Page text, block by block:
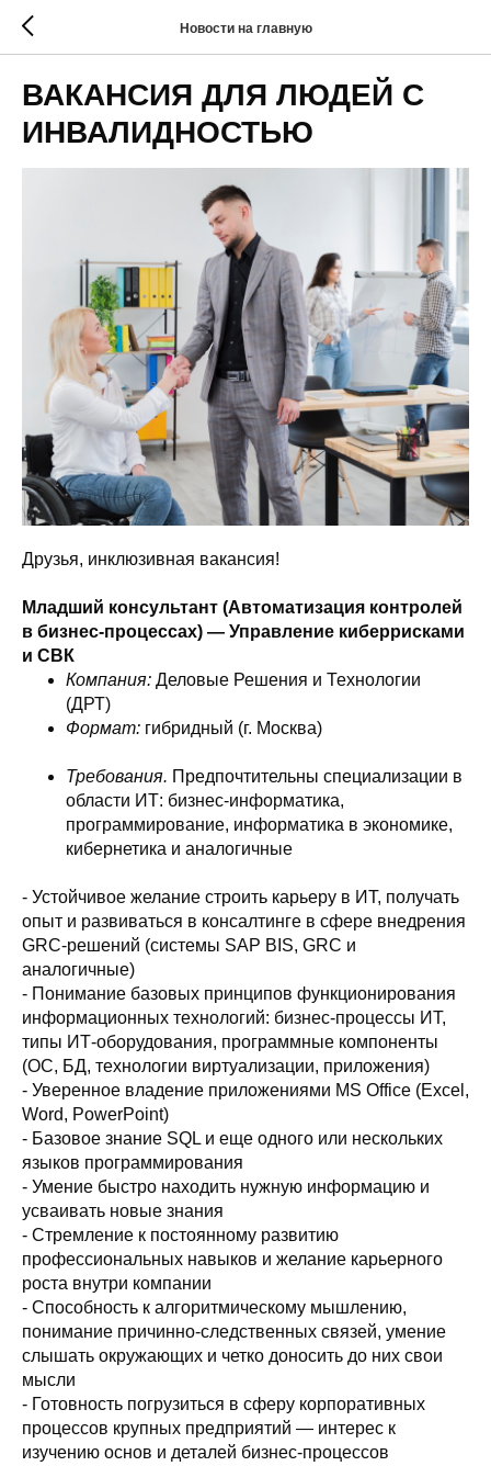
Новости на главную
ВАКАНСИЯ ДЛЯ ЛЮДЕЙ С
ИНВАЛИДНОСТЬЮ
Друзья, инклюзивная вакансия!
Младший консультант (Автоматизация контролей
в бизнес-процессах) — Управление киберрисками
и СВК
Компания: Деловые Решения и Технологии
(ДРТ)
Формат: гибридный (г. Москва)
Требования. Предпочтительны специализации в
области ИТ: бизнес-информатика,
программирование, информатика в экономике,
кибернетика и аналогичные
- Устойчивое желание строить карьеру в ИТ, получать
опыт и развиваться в консалтинге в сфере внедрения
GRC-решений (системы SAP BIS, GRC и
аналогичные)
- Понимание базовых принципов функционирования
информационных технологий: бизнес-процессы ИТ,
типы ИТ-оборудования, программные компоненты
(ОС, БД, технологии виртуализации, приложения)
- Уверенное владение приложениями MS Office (Excel,
Word, PowerPoint)
- Базовое знание SQL и еще одного или нескольких
языков программирования
- Умение быстро находить нужную информацию и
усваивать новые знания
- Стремление к постоянному развитию
профессиональных навыков и желание карьерного
роста внутри компании
- Способность к алгоритмическому мышлению,
понимание причинно-следственных связей, умение
слышать окружающих и четко доносить до них свои
мысли
- Готовность погрузиться в сферу корпоративных
процессов крупных предприятий — интерес к
изучению основ и деталей бизнес-процессов